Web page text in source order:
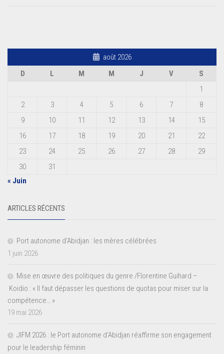
août 2026
D
L M M J V
S
1
2
3 4 5 6 7
8
9
10 11 12 13 14
15
16
17 18 19 20 21
22
23
24 25 26 27 28
29
30
31
« Juin
ARTICLES RÉCENTS
Port autonome d’Abidjan : les mères célébrées
1 juin 2026
Mise en œuvre des politiques du genre /Florentine Guihard –
Koidio : « Il faut dépasser les questions de quotas pour miser sur la
compétence… »
19 mai 2026
JIFM 2026 : le Port autonome d’Abidjan réaffirme son engagement
pour le leadership féminin